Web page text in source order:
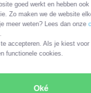
goed werkt en hebben ook
Zo maken we de website
meer weten? Lees dan onze
.
te accepteren. Als je kiest voor
functionele cookies.
Oké